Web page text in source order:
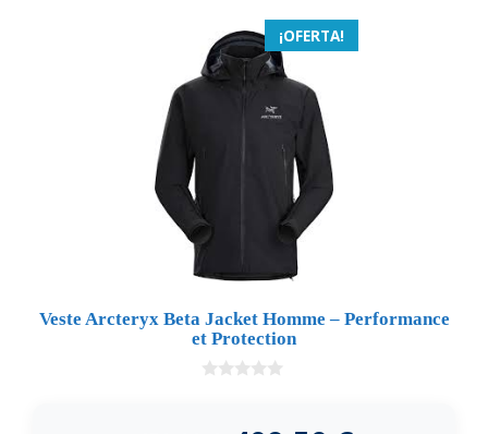
¡OFERTA!
Veste Arcteryx Beta Jacket Homme – Performance
et Protection